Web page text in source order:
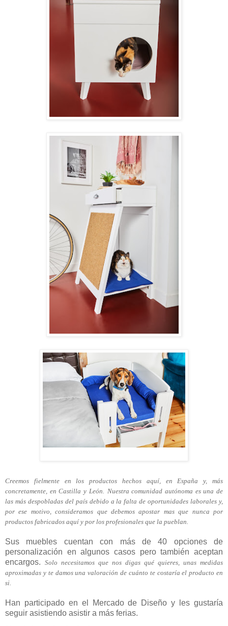
Creemos fielmente en los productos hechos aquí, en España y, más
concretamente, en Castilla y León. Nuestra comunidad autónoma es una de
las más despobladas del país debido a la falta de oportunidades laborales y,
por ese motivo, consideramos que debemos apostar mas que nunca por
productos fabricados aquí y por los profesionales que la pueblan.
Sus muebles cuentan con más de 40 opciones de
personalización en algunos casos pero también aceptan
encargos. Solo necesitamos que nos digas qué quieres, unas medidas
aproximadas y te damos una valoración de cuánto te costaría el producto en
si.
Han participado en el Mercado de Diseño y les gustaría
seguir asistiendo asistir a más ferias.